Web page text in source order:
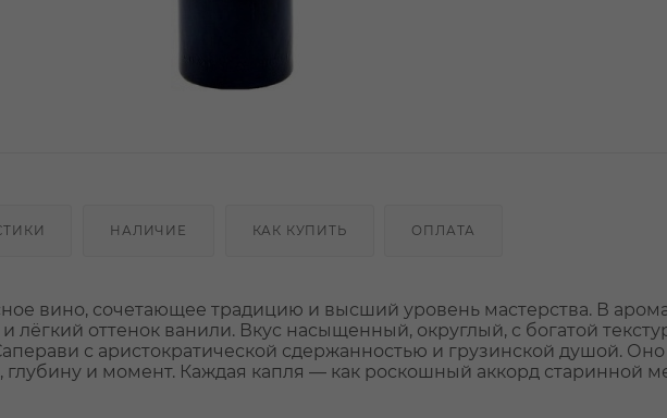
НАЛИЧИЕ КАК КУПИТЬ ОПЛАТА
вино, сочетающее традицию и высший уровень мастерства. В
лёгкий оттенок ванили. Вкус насыщенный, округлый, с богатой
с аристократической сдержанностью и грузинской душой. Оно
глубину и момент. Каждая капля — как роскошный аккорд старинной